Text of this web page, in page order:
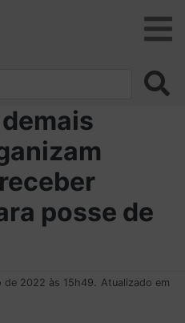
posse de
de 2022 às 15h49.
Atualizado em